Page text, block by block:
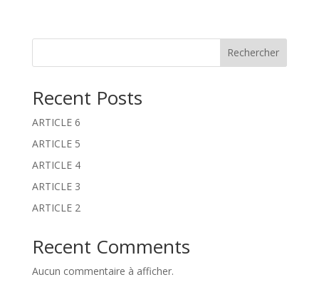
e
:
Rechercher
Recent Posts
ARTICLE 6
ARTICLE 5
ARTICLE 4
ARTICLE 3
ARTICLE 2
Recent Comments
Aucun commentaire à afficher.